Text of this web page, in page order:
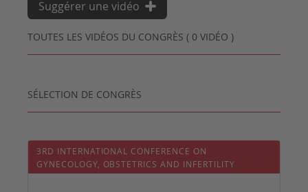
TOUTES LES VIDÉOS DU CONGRÈS ( 0 VIDÉO )
Suggérer une vidéo
SÉLECTION DE CONGRÈS
3RD INTERNATIONAL CONFERENCE ON
GYNECOLOGY, OBSTETRICS AND INFERTILITY